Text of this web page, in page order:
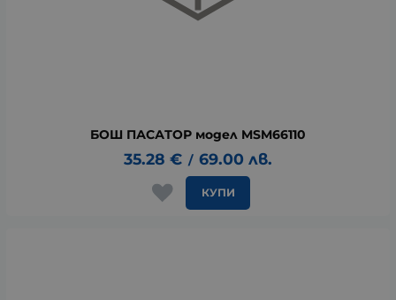
БОШ ПАСАТОР модел MSM66110
35.28 € / 69.00 лв.
КУПИ